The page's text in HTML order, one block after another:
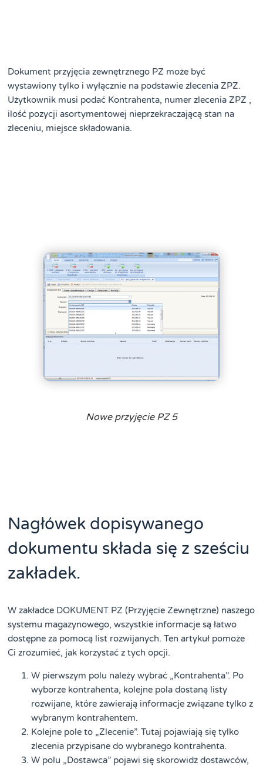
Dokument przyjęcia zewnętrznego PZ może być
wystawiony tylko i wyłącznie na podstawie zlecenia ZPZ.
Użytkownik musi podać Kontrahenta, numer zlecenia ZPZ ,
ilość pozycji asortymentowej nieprzekraczającą stan na
zleceniu, miejsce składowania.
Nowe przyjęcie PZ 5
Nagłówek dopisywanego
dokumentu składa się z sześciu
zakładek.
W zakładce DOKUMENT PZ (Przyjęcie Zewnętrzne) naszego
systemu magazynowego, wszystkie informacje są łatwo
dostępne za pomocą list rozwijanych. Ten artykuł pomoże
Ci zrozumieć, jak korzystać z tych opcji.
W pierwszym polu należy wybrać „Kontrahenta”. Po
wyborze kontrahenta, kolejne pola dostaną listy
rozwijane, które zawierają informacje związane tylko z
wybranym kontrahentem.
Kolejne pole to „Zlecenie”. Tutaj pojawiają się tylko
zlecenia przypisane do wybranego kontrahenta.
W polu „Dostawca” pojawi się skorowidz dostawców,